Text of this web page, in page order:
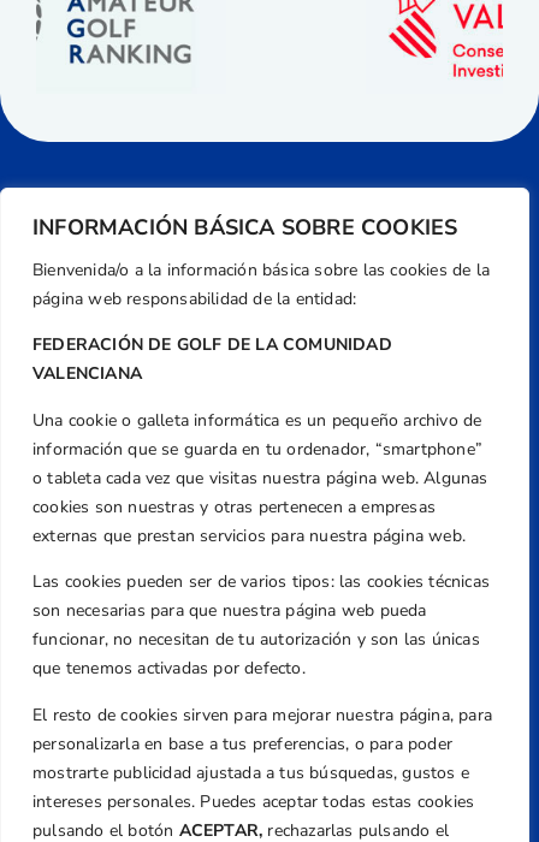
INFORMACIÓN BÁSICA SOBRE COOKIES
Bienvenida/o a la información básica sobre las cookies de la
página web responsabilidad de la entidad:
FEDERACIÓN DE GOLF DE LA COMUNIDAD
VALENCIANA
Una cookie o galleta informática es un pequeño archivo de
información que se guarda en tu ordenador, “smartphone”
o tableta cada vez que visitas nuestra página web. Algunas
cookies son nuestras y otras pertenecen a empresas
externas que prestan servicios para nuestra página web.
Las cookies pueden ser de varios tipos: las cookies técnicas
son necesarias para que nuestra página web pueda
funcionar, no necesitan de tu autorización y son las únicas
que tenemos activadas por defecto.
El resto de cookies sirven para mejorar nuestra página, para
personalizarla en base a tus preferencias, o para poder
mostrarte publicidad ajustada a tus búsquedas, gustos e
intereses personales. Puedes aceptar todas estas cookies
pulsando el botón ACEPTAR, rechazarlas pulsando el
Dirección
Centre de L´Esport, Carrer d'Isaac Peral i
Caballero, Nº 5, Despachos 2 y 3, 46980,
Valencia
Teléfono
+34 961 367 799
Email
federacion@golfcv.com
Aviso Legal
Política de Privacidad
Transparencia
Normativa